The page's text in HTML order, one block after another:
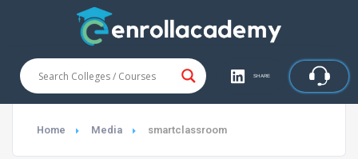
SHARE
Home Media smartclassroom